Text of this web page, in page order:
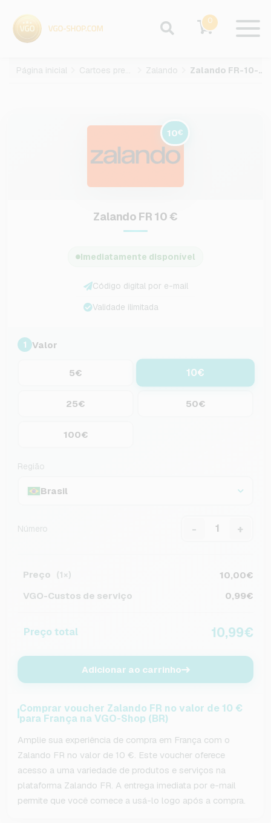
0
Página inicial Cartoes presente Zalando Zalando FR-10-EUR
10€
Zalando FR 10 €
Imediatamente disponível
Código digital por e-mail
Validade ilimitada
1 Valor
5€ 10€
25€ 50€
100€
Região
Brasil
Número - +
Preço (1×)
10,00€
VGO-Custos de serviço
0,99€
Preço total 10,99€
Adicionar ao carrinho
Comprar voucher Zalando FR no valor de 10 €
para França na VGO-Shop (BR)
Amplie sua experiência de compra em França com o
Zalando FR no valor de 10 €. Este voucher oferece
acesso a uma variedade de produtos e serviços na
plataforma Zalando FR. A entrega imediata por e-mail
permite que você comece a usá-lo logo após a compra.